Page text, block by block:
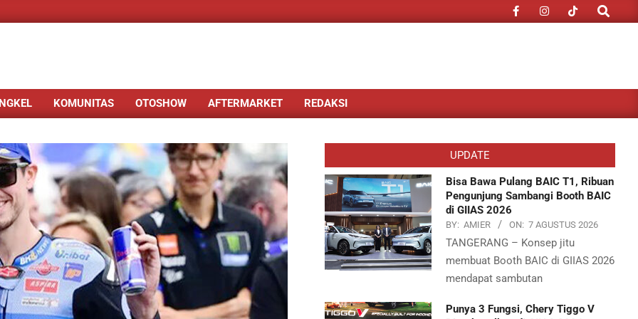
Search
KOMUNITAS OTOSHOW AFTERMARKET REDAKSI
UPDATE
Bisa Bawa Pulang BAIC T1, Ribuan
Pengunjung Sambangi Booth BAIC
di GIIAS 2026
BY: AMIER ON: 7 AGUSTUS 2026
TANGERANG – Konsep jitu
membuat Booth BAIC di GIIAS 2026
mendapat sambutan
Punya 3 Fungsi, Chery Tiggo V